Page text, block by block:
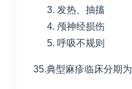
发热、抽搐
颅神经损伤
呼吸不规则
35.典型麻疹临床分期为